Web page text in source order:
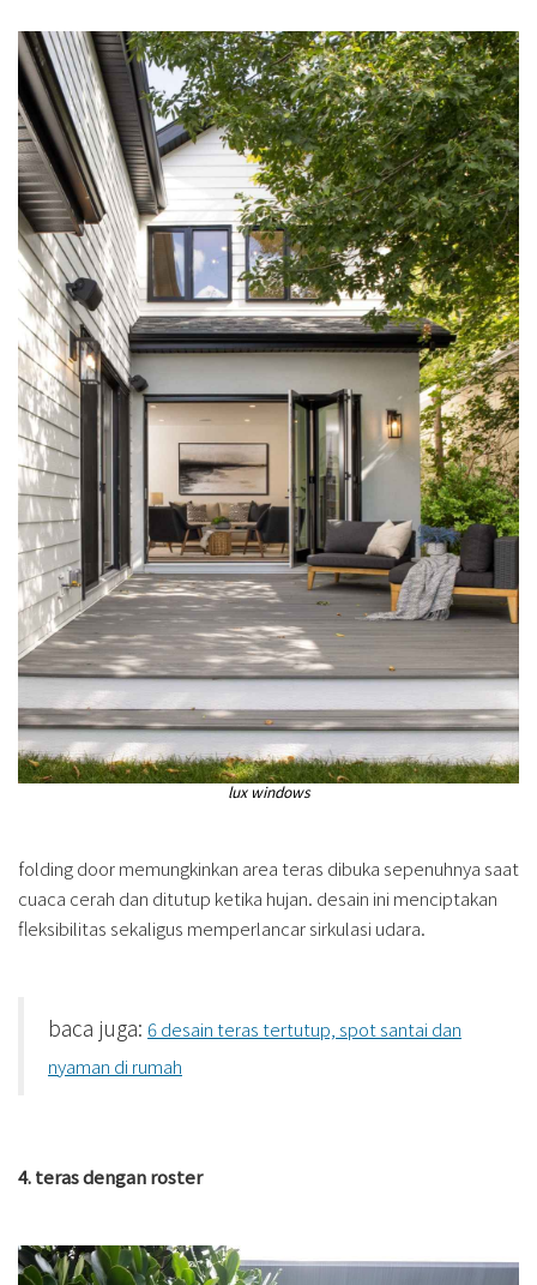
lux windows
folding door memungkinkan area teras dibuka sepenuhnya saat
cuaca cerah dan ditutup ketika hujan. desain ini menciptakan
fleksibilitas sekaligus memperlancar sirkulasi udara.
baca juga: 6 desain teras tertutup, spot santai dan
nyaman di rumah
4. teras dengan roster